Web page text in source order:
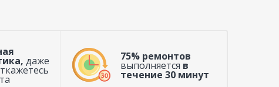
даже 75% ремонтов
выполняется в
течение 30 минут